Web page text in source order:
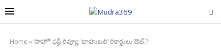
Home »‘సాహో’ ఫస్ట్‌ రివ్యూ: ‘బాహుబలి’ రికార్డులు ఔట్.?